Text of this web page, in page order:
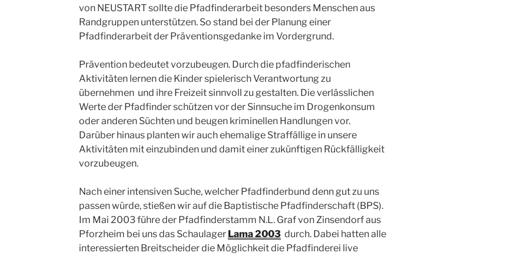
von NEUSTART sollte die Pfadfinderarbeit besonders Menschen aus
Randgruppen unterstützen. So stand bei der Planung einer
Pfadfinderarbeit der Präventionsgedanke im Vordergrund.
Prävention bedeutet vorzubeugen. Durch die pfadfinderischen
Aktivitäten lernen die Kinder spielerisch Verantwortung zu
übernehmen und ihre Freizeit sinnvoll zu gestalten. Die verlässlichen
Werte der Pfadfinder schützen vor der Sinnsuche im Drogenkonsum
oder anderen Süchten und beugen kriminellen Handlungen vor.
Darüber hinaus planten wir auch ehemalige Straffällige in unsere
Aktivitäten mit einzubinden und damit einer zukünftigen Rückfälligkeit
vorzubeugen.
Nach einer intensiven Suche, welcher Pfadfinderbund denn gut zu uns
passen würde, stießen wir auf die Baptistische Pfadfinderschaft (BPS).
Im Mai 2003 führe der Pfadfinderstamm N.L. Graf von Zinsendorf aus
Pforzheim bei uns das Schaulager Lama 2003durch. Dabei hatten alle
interessierten Breitscheider die Möglichkeit die Pfadfinderei live